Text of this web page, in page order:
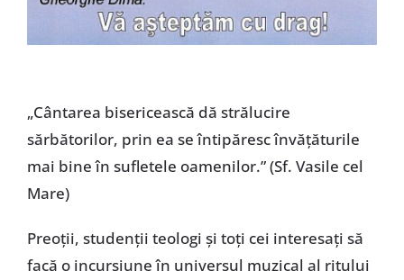
„Cântarea bisericească dă strălucire
sărbătorilor, prin ea se întipăresc învăţăturile
mai bine în sufletele oamenilor.” (Sf. Vasile cel
Mare)
Preoţii, studenţii teologi şi toţi cei interesaţi să
facă o incursiune în universul muzical al ritului